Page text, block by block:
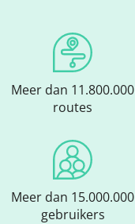
Meer dan 11.800.000
routes
Meer dan 15.000.000
gebruikers